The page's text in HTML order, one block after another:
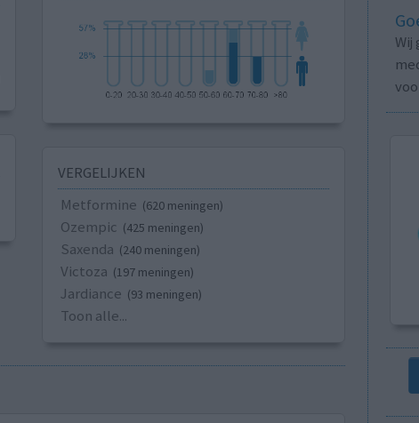
VERGELIJKEN
Metformine (620 meningen)
Ozempic (425 meningen)
Saxenda (240 meningen)
Victoza (197 meningen)
Jardiance (93 meningen)
Toon alle...
Wij